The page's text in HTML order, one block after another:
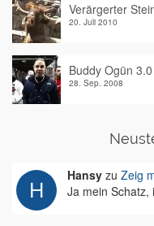
Verärgerter
20. Juli 2010
Buddy Ogün 3.0
28. Sep. 2008
Hansy zu Zeig
Ja mein Schatz,